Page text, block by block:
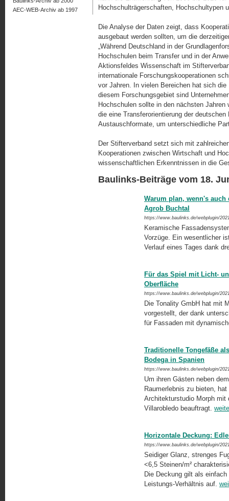
Hochschulträgerschaften, Hochschultypen
Die Analyse der Daten zeigt, dass
ausgebaut werden sollten, um die
„Während Deutschland in der
Hochschulen beim Transfer und in der
Aktionsfeldes Wissenschaft im
internationale Forschungskooperationen
vor Jahren. In vielen Bereichen hat sich
diesem Forschungsgebiet sind
Hochschulen sollte in den nächsten
die eine Transferorientierung der
Austauschformate, um unterschiedliche
Der Stifterverband setzt sich mit
Kooperationen zwischen Wirtschaft und
wissenschaftlichen Erkenntnissen in die
Baulinks-Beiträge vom 18.
Warum plan, wenn's
Agrob Buchtal
https://www.baulinks.de/webplugin/
Keramische
Vorzüge. Ein wesentlicher
Verlauf eines Tages dank
Für das Spiel mit Licht-
Oberfläche
https://www.baulinks.de/webplugin/
Die Tonality GmbH hat mit
vorgestellt, der dank
für Fassaden mit
Traditionelle Tongefäße
Bodega in Spanien
https://www.baulinks.de/webplugin/
Um ihren Gästen neben
Raumerlebnis zu bieten,
Architekturstudio Morph mit
Villarobledo beauftragt.
Horizontale Deckung:
https://www.baulinks.de/webplugin/
Seidiger Glanz, strenges
<6,5 Steinen/m²
Die Deckung gilt als
Leistungs-Verhältnis auf.
AEC-WEB-Archiv ab 1997